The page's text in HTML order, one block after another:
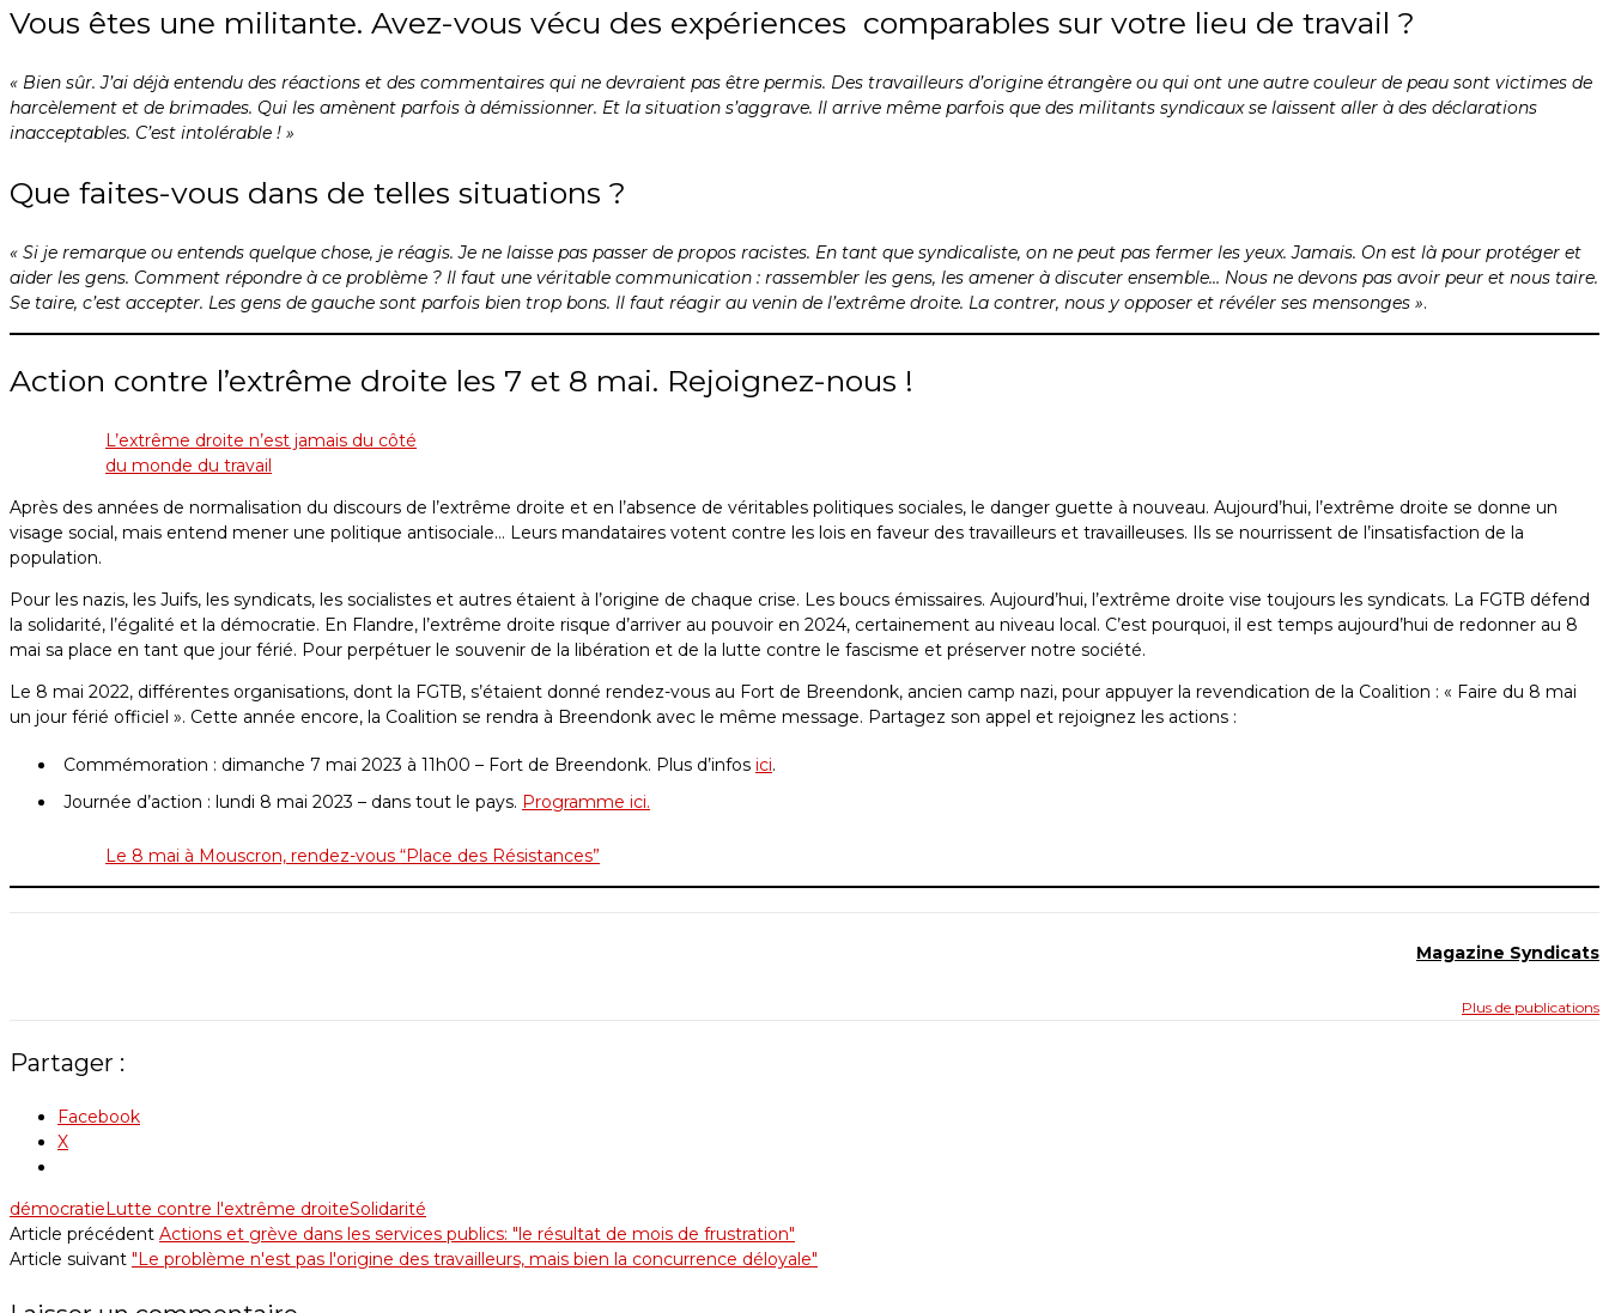
Vous êtes une militante. Avez-vous vécu des expériences comparables sur votre lieu de travail ?
« Bien sûr. J’ai déjà entendu des réactions et des commentaires qui ne devraient pas être permis. Des travailleurs d’origine étrangère ou qui ont une autre couleur de peau sont victimes de
harcèlement et de brimades. Qui les amènent parfois à démissionner. Et la situation s’aggrave. Il arrive même parfois que des militants syndicaux se laissent aller à des déclarations
inacceptables. C’est intolérable ! »
Que faites-vous dans de telles situations ?
« Si je remarque ou entends quelque chose, je réagis. Je ne laisse pas passer de propos racistes. En tant que syndicaliste, on ne peut pas fermer les yeux. Jamais. On est là pour protéger et
aider les gens. Comment répondre à ce problème ? Il faut une véritable communication : rassembler les gens, les amener à discuter ensemble… Nous ne devons pas avoir peur et nous taire.
Se taire, c’est accepter. Les gens de gauche sont parfois bien trop bons. Il faut réagir au venin de l’extrême droite. La contrer, nous y opposer et révéler ses mensonges ».
Action contre l’extrême droite les 7 et 8 mai. Rejoignez-nous !
L’extrême droite n’est jamais du côté
du monde du travail
Après des années de normalisation du discours de l’extrême droite et en l’absence de véritables politiques sociales, le danger guette à nouveau. Aujourd’hui, l’extrême droite se donne un
visage social, mais entend mener une politique antisociale… Leurs mandataires votent contre les lois en faveur des travailleurs et travailleuses. Ils se nourrissent de l’insatisfaction de la
population.
Pour les nazis, les Juifs, les syndicats, les socialistes et autres étaient à l’origine de chaque crise. Les boucs émissaires. Aujourd’hui, l’extrême droite vise toujours les syndicats. La FGTB défend
la solidarité, l’égalité et la démocratie. En Flandre, l’extrême droite risque d’arriver au pouvoir en 2024, certainement au niveau local. C’est pourquoi, il est temps aujourd’hui de redonner au 8
mai sa place en tant que jour férié. Pour perpétuer le souvenir de la libération et de la lutte contre le fascisme et préserver notre société.
Le 8 mai 2022, différentes organisations, dont la FGTB, s’étaient donné rendez-vous au Fort de Breendonk, ancien camp nazi, pour appuyer la revendication de la Coalition : « Faire du 8 mai
un jour férié officiel ». Cette année encore, la Coalition se rendra à Breendonk avec le même message. Partagez son appel et rejoignez les actions :
Commémoration : dimanche 7 mai 2023 à 11h00 – Fort de Breendonk. Plus d’infos ici.
Journée d’action : lundi 8 mai 2023 – dans tout le pays. Programme ici.
Le 8 mai à Mouscron, rendez-vous “Place des Résistances”
Magazine Syndicats
Plus de publications
Partager :
Facebook
X
démocratieLutte contre l'extrême droiteSolidarité
Article précédent Actions et grève dans les services publics: "le résultat de mois de frustration"
Article suivant "Le problème n'est pas l'origine des travailleurs, mais bien la concurrence déloyale"